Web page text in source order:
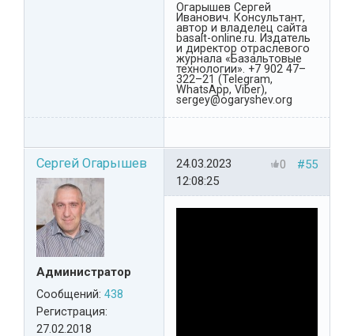
Огарышев Сергей
Иванович. Консультант,
автор и владелец сайта
basalt-online.ru. Издатель
и директор отраслевого
журнала «Базальтовые
технологии». +7 902 47–
322–21 (Telegram,
WhatsApp, Viber),
sergey@ogaryshev.org
Сергей Огарышев
Администратор
Сообщений: 438
Регистрация:
27.02.2018
#55
0
24.03.2023
12:08:25